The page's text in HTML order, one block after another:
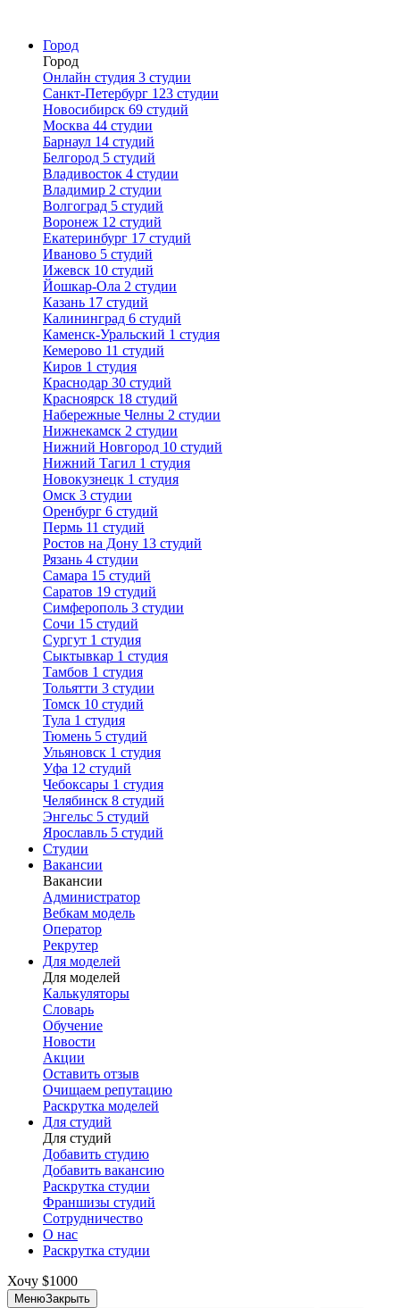
Город
Город
Онлайн студия 3 студии
Санкт-Петербург 123 студии
Новосибирск 69 студий
Москва 44 студии
Барнаул 14 студий
Белгород 5 студий
Владивосток 4 студии
Владимир 2 студии
Волгоград 5 студий
Воронеж 12 студий
Екатеринбург 17 студий
Иваново 5 студий
Ижевск 10 студий
Йошкар-Ола 2 студии
Казань 17 студий
Калининград 6 студий
Каменск-Уральский 1 студия
Кемерово 11 студий
Киров 1 студия
Краснодар 30 студий
Красноярск 18 студий
Набережные Челны 2 студии
Нижнекамск 2 студии
Нижний Новгород 10 студий
Нижний Тагил 1 студия
Новокузнецк 1 студия
Омск 3 студии
Оренбург 6 студий
Пермь 11 студий
Ростов на Дону 13 студий
Рязань 4 студии
Самара 15 студий
Саратов 19 студий
Симферополь 3 студии
Сочи 15 студий
Сургут 1 студия
Сыктывкар 1 студия
Тамбов 1 студия
Тольятти 3 студии
Томск 10 студий
Тула 1 студия
Тюмень 5 студий
Ульяновск 1 студия
Уфа 12 студий
Чебоксары 1 студия
Челябинск 8 студий
Энгельс 5 студий
Ярославль 5 студий
Студии
Вакансии
Вакансии
Администратор
Вебкам модель
Оператор
Рекрутер
Для моделей
Для моделей
Калькуляторы
Словарь
Обучение
Новости
Акции
Оставить отзыв
Очищаем репутацию
Раскрутка моделей
Для студий
Для студий
Добавить студию
Добавить вакансию
Раскрутка студии
Франшизы студий
Сотрудничество
О нас
Раскрутка студии
Хочу $1000
МенюЗакрыть